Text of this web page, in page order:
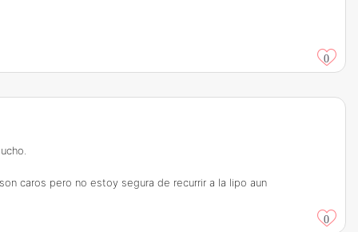
0
caros pero no estoy segura de recurrir a la lipo aun
0